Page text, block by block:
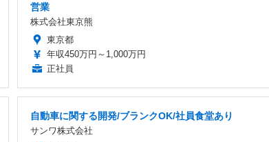
営業
株式会社東京熊
東京都
年収450万円～1,000万円
正社員
自動車に関する開発/ブランクOK/社員食堂あり
サンワ株式会社